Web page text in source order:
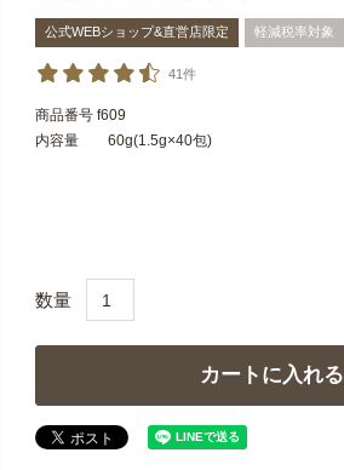
公式WEBショップ&直営店限定 軽減税率対象
41件
商品番号 f609
内容量 60g(1.5g×40包)
カートに入れる